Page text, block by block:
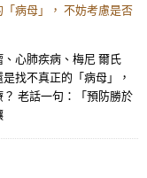
病母」， 不妨考慮是否
心肺疾病、梅尼 爾氏
找不真正的「病母」，
老話一句：「預防勝於